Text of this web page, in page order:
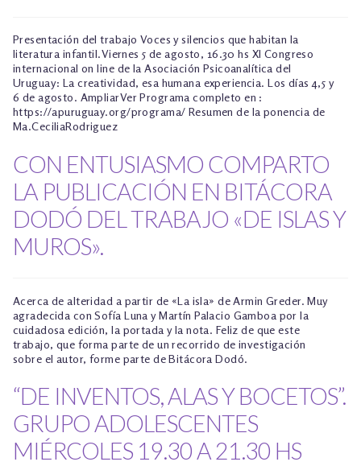
Presentación del trabajo Voces y silencios que habitan la
literatura infantil.Viernes 5 de agosto, 16.30 hs XI Congreso
internacional on line de la Asociación Psicoanalítica del
Uruguay: La creatividad, esa humana experiencia. Los días 4,5 y
6 de agosto. AmpliarVer Programa completo en :
https://apuruguay.org/programa/ Resumen de la ponencia de
Ma.CeciliaRodriguez
CON ENTUSIASMO COMPARTO
LA PUBLICACIÓN EN BITÁCORA
DODÓ DEL TRABAJO «DE ISLAS Y
MUROS».
Acerca de alteridad a partir de «La isla» de Armin Greder. Muy
agradecida con Sofía Luna y Martín Palacio Gamboa por la
cuidadosa edición, la portada y la nota. Feliz de que este
trabajo, que forma parte de un recorrido de investigación
sobre el autor, forme parte de Bitácora Dodó.
“DE INVENTOS, ALAS Y BOCETOS”.
GRUPO ADOLESCENTES
MIÉRCOLES 19.30 A 21.30 HS